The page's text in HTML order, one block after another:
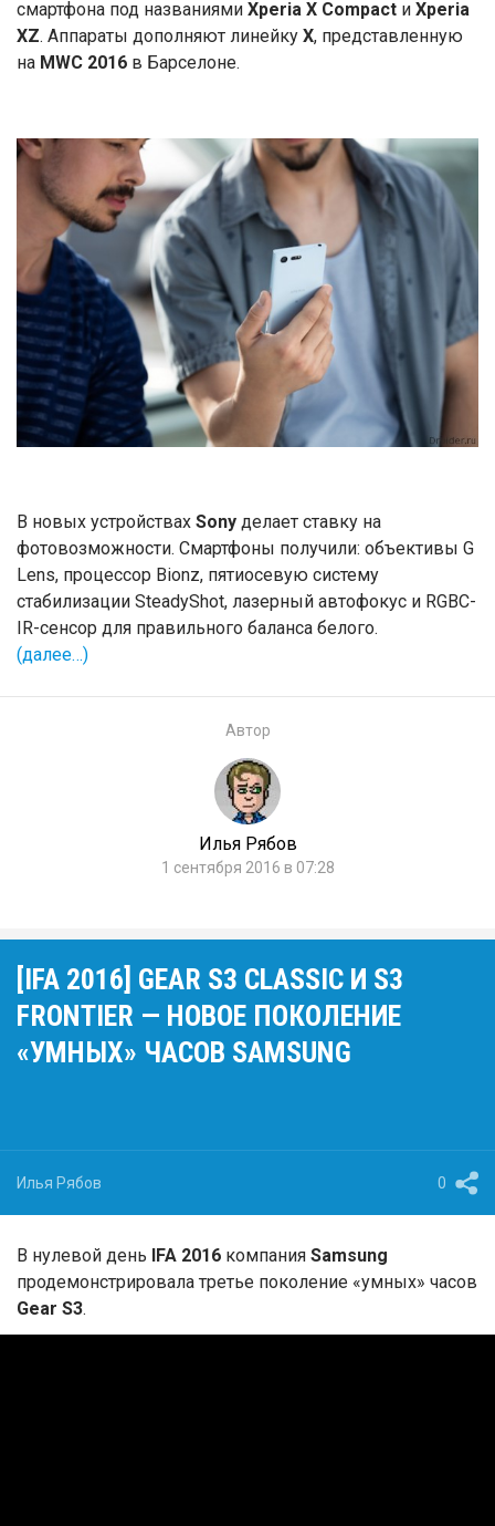
смартфона под названиями Xperia X Compact и Xperia
XZ. Аппараты дополняют линейку X, представленную
на MWC 2016 в Барселоне.
В новых устройствах Sony делает ставку на
фотовозможности. Смартфоны получили: объективы G
Lens, процессор Bionz, пятиосевую систему
стабилизации SteadyShot, лазерный автофокус и RGBC-
IR-сенсор для правильного баланса белого.
(далее…)
Автор
Илья Рябов
1 сентября 2016 в 07:28
[IFA 2016] GEAR S3 CLASSIC И S3
FRONTIER — НОВОЕ ПОКОЛЕНИЕ
«УМНЫХ» ЧАСОВ SAMSUNG
Илья Рябов 0
В нулевой день IFA 2016 компания Samsung
продемонстрировала третье поколение «умных» часов
Gear S3.